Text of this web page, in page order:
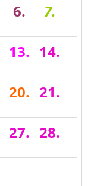
6. 7.
13. 14.
20. 21.
27. 28.